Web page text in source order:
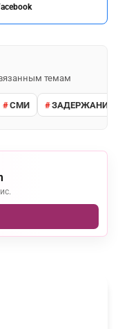
темам
СМИ ЗАДЕРЖАНИЕ